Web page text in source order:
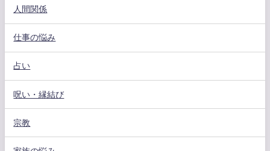
人間関係
仕事の悩み
占い
呪い・縁結び
宗教